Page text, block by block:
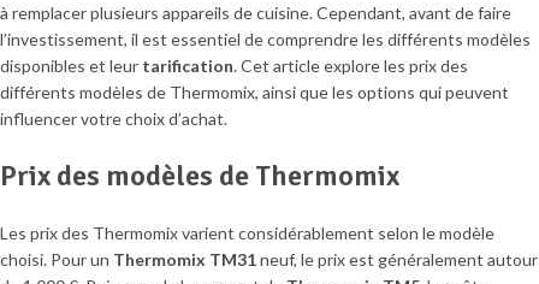
à remplacer plusieurs appareils de cuisine. Cependant, avant de faire
l’investissement, il est essentiel de comprendre les différents modèles
disponibles et leur tarification. Cet article explore les prix des
différents modèles de Thermomix, ainsi que les options qui peuvent
influencer votre choix d’achat.
Prix des modèles de Thermomix
Les prix des Thermomix varient considérablement selon le modèle
choisi. Pour un Thermomix TM31neuf, le prix est généralement autour